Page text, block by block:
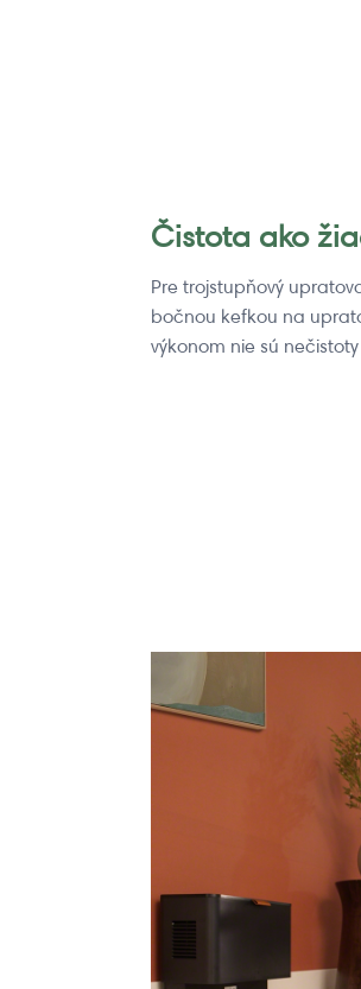
Čistota ako
Pre trojstupňový
bočnou kefkou na
výkonom nie sú